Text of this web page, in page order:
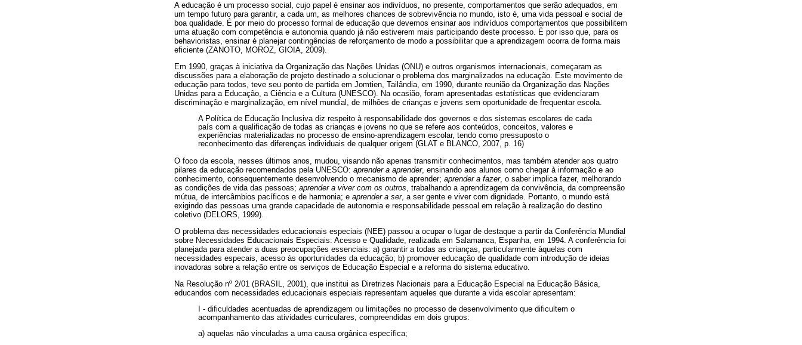
A educação é um processo social, cujo papel é ensinar aos indivíduos, no presente, comportamentos que serão adequados, em
um tempo futuro para garantir, a cada um, as melhores chances de sobrevivência no mundo, isto é, uma vida pessoal e social de
boa qualidade. É por meio do processo formal de educação que devemos ensinar aos indivíduos comportamentos que possibilitem
uma atuação com competência e autonomia quando já não estiverem mais participando deste processo. É por isso que, para os
behavioristas, ensinar é planejar contingências de reforçamento de modo a possibilitar que a aprendizagem ocorra de forma mais
eficiente (ZANOTO, MOROZ, GIOIA, 2009).
Em 1990, graças à iniciativa da Organização das Nações Unidas (ONU) e outros organismos internacionais, começaram as
discussões para a elaboração de projeto destinado a solucionar o problema dos marginalizados na educação. Este movimento de
educação para todos, teve seu ponto de partida em Jomtien, Tailândia, em 1990, durante reunião da Organização das Nações
Unidas para a Educação, a Ciência e a Cultura (UNESCO). Na ocasião, foram apresentadas estatísticas que evidenciaram
discriminação e marginalização, em nível mundial, de milhões de crianças e jovens sem oportunidade de frequentar escola.
A Política de Educação Inclusiva diz respeito à responsabilidade dos governos e dos sistemas escolares de cada
país com a qualificação de todas as crianças e jovens no que se refere aos conteúdos, conceitos, valores e
experiências materializadas no processo de ensino-aprendizagem escolar, tendo como pressuposto o
reconhecimento das diferenças individuais de qualquer origem (GLAT e BLANCO, 2007, p. 16)
O foco da escola, nesses últimos anos, mudou, visando não apenas transmitir conhecimentos, mas também atender aos quatro
pilares da educação recomendados pela UNESCO: aprender a aprender, ensinando aos alunos como chegar à informação e ao
conhecimento, consequentemente desenvolvendo o mecanismo de aprender; aprender a fazer, o saber implica fazer, melhorando
as condições de vida das pessoas; aprender a viver com os outros , trabalhando a aprendizagem da convivência, da compreensão
mútua, de intercâmbios pacíficos e de harmonia; e aprender a ser, a ser gente e viver com dignidade. Portanto, o mundo está
exigindo das pessoas uma grande capacidade de autonomia e responsabilidade pessoal em relação à realização do destino
coletivo (DELORS, 1999).
O problema das necessidades educacionais especiais (NEE) passou a ocupar o lugar de destaque a partir da Conferência Mundial
sobre Necessidades Educacionais Especiais: Acesso e Qualidade, realizada em Salamanca, Espanha, em 1994. A conferência foi
planejada para atender a duas preocupações essenciais: a) garantir a todas as crianças, particularmente àquelas com
necessidades especais, acesso às oportunidades da educação; b) promover educação de qualidade com introdução de ideias
inovadoras sobre a relação entre os serviços de Educação Especial e a reforma do sistema educativo.
Na Resolução nº 2/01 (BRASIL, 2001), que institui as Diretrizes Nacionais para a Educação Especial na Educação Básica,
educandos com necessidades educacionais especiais representam aqueles que durante a vida escolar apresentam:
I - dificuldades acentuadas de aprendizagem ou limitações no processo de desenvolvimento que dificultem o
acompanhamento das atividades curriculares, compreendidas em dois grupos:
a) aquelas não vinculadas a uma causa orgânica específica;